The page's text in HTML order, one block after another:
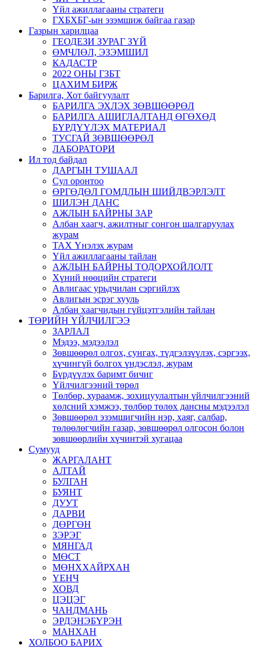
Үйл ажиллагааны стратеги
ГХБХБГ-ын эзэмшиж байгаа газар
Газрын харилцаа
ГЕОДЕЗИ ЗУРАГ ЗҮЙ
ӨМЧЛӨЛ, ЭЗЭМШИЛ
КАДАСТР
2022 ОНЫ ГЗБТ
ЦАХИМ БИРЖ
Барилга, Хот байгуулалт
БАРИЛГА ЭХЛЭХ ЗӨВШӨӨРӨЛ
БАРИЛГА АШИГЛАЛТАНД ӨГӨХӨД
БҮРДҮҮЛЭХ МАТЕРИАЛ
ТУСГАЙ ЗӨВШӨӨРӨЛ
ЛАБОРАТОРИ
Ил тод байдал
ДАРГЫН ТУШААЛ
Сул оронтоо
ӨРГӨДӨЛ ГОМДЛЫН ШИЙДВЭРЛЭЛТ
ШИЛЭН ДАНС
АЖЛЫН БАЙРНЫ ЗАР
Албан хаагч, ажилтныг сонгон шалгаруулах
журам
ТАХ Үнэлэх журам
Үйл ажиллагааны тайлан
АЖЛЫН БАЙРНЫ ТОДОРХОЙЛОЛТ
Хүний нөөцийн стратеги
Авлигаас урьдчилан сэргийлэх
Авлигын эсрэг хууль
Албан хаагчидын гүйцэтгэлийн тайлан
ТӨРИЙН ҮЙЛЧИЛГЭЭ
ЗАРЛАЛ
Мэдээ, мэдээлэл
Зөвшөөрөл олгох, сунгах, түдгэлзүүлэх, сэргээх,
хүчингүй болгох үндэслэл, журам
Бүрдүүлэх баримт бичиг
Үйлчилгээний төрөл
Төлбөр, хураамж, зохицуулалтын үйлчилгээний
хөлсний хэмжээ, төлбөр төлөх дансны мэдээлэл
Зөвшөөрөл эзэмшигчийн нэр, хаяг, салбар,
төлөөлөгчийн газар, зөвшөөрөл олгосон болон
зөвшөөрлийн хүчинтэй хугацаа
Сумууд
ЖАРГАЛАНТ
АЛТАЙ
БУЛГАН
БУЯНТ
ДУУТ
ДАРВИ
ДӨРГӨН
ЗЭРЭГ
МЯНГАД
МӨСТ
МӨНХХАЙРХАН
ҮЕНЧ
ХОВД
ЦЭЦЭГ
ЧАНДМАНЬ
ЭРДЭНЭБҮРЭН
МАНХАН
ХОЛБОО БАРИХ